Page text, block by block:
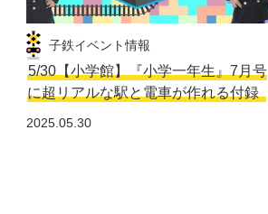
子鉄イベント情報
5/30【小学館】『小学一年生』7月号
に超リアルな駅と電車が作れる付録
2025.05.30